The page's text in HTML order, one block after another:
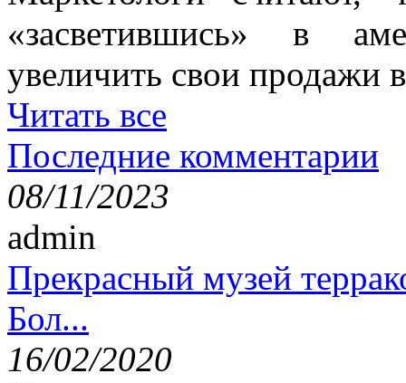
«засветившись» в
увеличить свои продажи
Читать все
Последние комментарии
08/11/2023
admin
Прекрасный музей
Бол...
16/02/2020